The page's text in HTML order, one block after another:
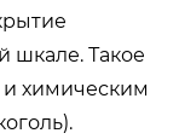
шкале. Такое
химическим